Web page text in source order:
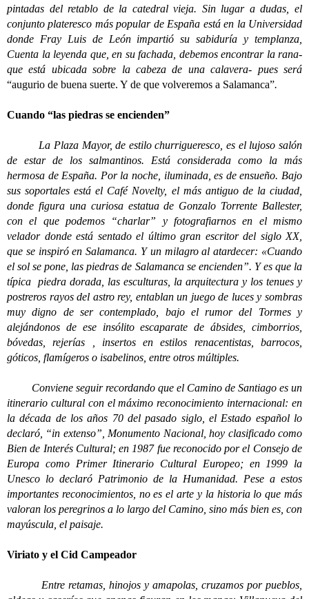
pintadas del retablo de la catedral vieja. Sin lugar a dudas, el
conjunto plateresco más popular de España está en la Universidad
donde Fray Luis de León impartió su sabiduría y templanza,
Cuenta la leyenda que, en su fachada, debemos encontrar la rana-
que está ubicada sobre la cabeza de una calavera- pues será
“augurio de buena suerte. Y de que volveremos a Salamanca”.
Cuando “las piedras se encienden”
La Plaza Mayor, de estilo churrigueresco, es el lujoso salón
de estar de los salmantinos. Está considerada como la más
hermosa de España. Por la noche, iluminada, es de ensueño. Bajo
sus soportales está el Café Novelty, el más antiguo de la ciudad,
donde figura una curiosa estatua de Gonzalo Torrente Ballester,
con el que podemos “charlar” y fotografiarnos en el mismo
velador donde está sentado el último gran escritor del siglo XX,
que se inspiró en Salamanca. Y un milagro al atardecer: «Cuando
el sol se pone, las piedras de Salamanca se encienden”. Y es que la
típica piedra dorada, las esculturas, la arquitectura y los tenues y
postreros rayos del astro rey, entablan un juego de luces y sombras
muy digno de ser contemplado, bajo el rumor del Tormes y
alejándonos de ese insólito escaparate de ábsides, cimborrios,
bóvedas, rejerías , insertos en estilos renacentistas, barrocos,
góticos, flamígeros o isabelinos, entre otros múltiples.
Conviene seguir recordando que el Camino de Santiago es un
itinerario cultural con el máximo reconocimiento internacional: en
la década de los años 70 del pasado siglo, el Estado español lo
declaró, “in extenso”, Monumento Nacional, hoy clasificado como
Bien de Interés Cultural; en 1987 fue reconocido por el Consejo de
Europa como Primer Itinerario Cultural Europeo; en 1999 la
Unesco lo declaró Patrimonio de la Humanidad. Pese a estos
importantes reconocimientos, no es el arte y la historia lo que más
valoran los peregrinos a lo largo del Camino, sino más bien es, con
mayúscula, el paisaje.
Viriato y el Cid Campeador
Entre retamas, hinojos y amapolas, cruzamos por pueblos,